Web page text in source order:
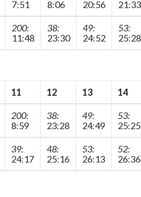
7:51
8:06
20:56
21:33
200:
11:48
38:
23:30
49:
24:52
53:
25:28
11 12 13 14
200:
8:59
38:
23:28
49:
24:49
53:
25:25
39:
24:17
48:
25:16
53:
26:13
52:
26:36